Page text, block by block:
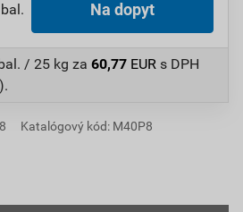
bal. Na dopyt
/ 25 kg za 60,77 EUR s DPH
Katalógový kód: M40P8